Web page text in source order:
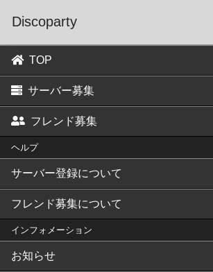
Discoparty
TOP
サーバー募集
フレンド募集
ヘルプ
サーバー登録について
フレンド募集について
インフォメーション
お知らせ